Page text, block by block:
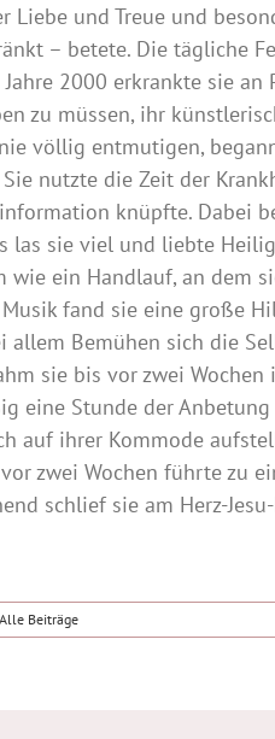
Liebe und Treue und
– betete. Die tägliche
2000 erkrankte sie
zu müssen, ihr
völlig entmutigen,
nutzte die Zeit der
knüpfte. Dabei
las sie viel und liebte
wie ein Handlauf, an dem
fand sie eine große
allem Bemühen sich die
sie bis vor zwei
eine Stunde der
auf ihrer Kommode
zwei Wochen führte zu
schlief sie am Herz-
Alle Beiträge